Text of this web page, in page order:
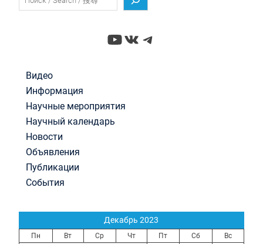
YouTube
ВКонтакте
Telegram
Видео
Информация
Научные мероприятия
Научный календарь
Новости
Объявления
Публикации
События
Декабрь 2023
Пн Вт Ср Чт Пт Сб
Вс